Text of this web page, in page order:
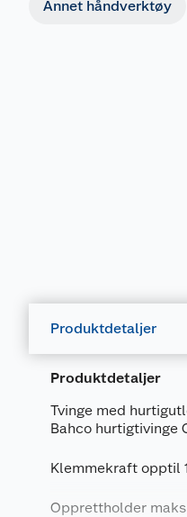
Annet håndverktøy
Produktdetaljer
Produktdetaljer
Tvinge med
Bahco hurtigtivinge
Klemmekraft opptil
Opprettholder